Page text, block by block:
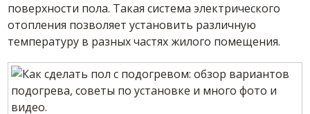
поверхности пола. Такая система электрического
отопления позволяет установить различную
температуру в разных частях жилого помещения.